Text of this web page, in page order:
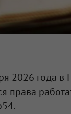
2026 года в
права